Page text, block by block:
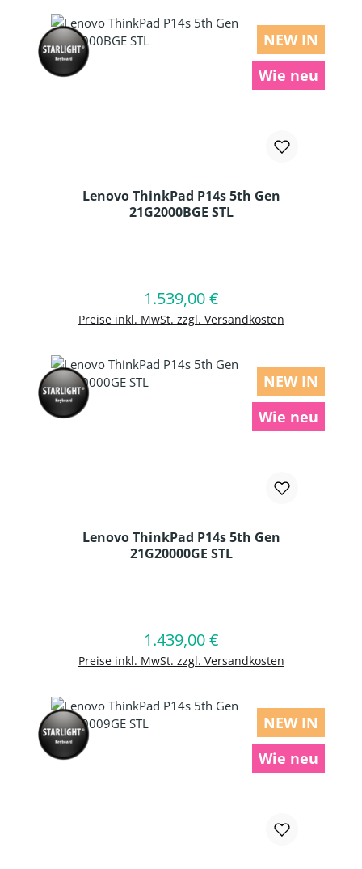
NEW IN
Wie neu
Lenovo ThinkPad P14s 5th Gen
21G2000BGE STL
Regulärer Preis:
1.539,00 €
Preise inkl. MwSt. zzgl. Versandkosten
In den Warenkorb
NEW IN
Wie neu
Lenovo ThinkPad P14s 5th Gen
21G20000GE STL
Regulärer Preis:
1.439,00 €
Preise inkl. MwSt. zzgl. Versandkosten
In den Warenkorb
NEW IN
Wie neu